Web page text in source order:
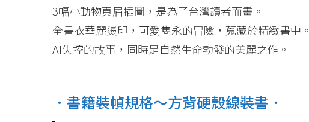
3幅小動物頁眉插圖，是為了台灣讀者而畫。
全書衣華麗燙印，可愛雋永的冒險，蒐藏於精緻書中。
AI失控的故事，同時是自然生命勃發的美麗之作。
．書籍裝幀規格～方背硬殼線裝書．